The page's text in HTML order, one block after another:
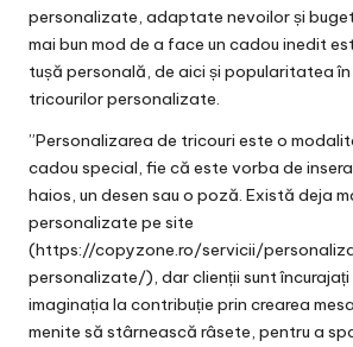
personalizate, adaptate nevoilor și
mai bun mod de a face un cadou inedit
tușă personală, de aici și popularitatea
tricourilor personalizate.
”Personalizarea de tricouri este o
cadou special, fie că este vorba de
haios, un desen sau o poză. Există deja
personalizate pe site
(https://copyzone.ro/servicii/
personalizate/), dar clienții sunt încurajați
imaginația la contribuție prin crearea
menite să stârnească râsete, pentru a